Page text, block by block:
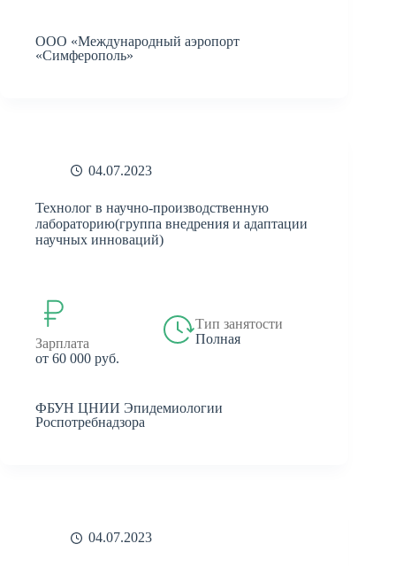
ООО «Международный аэропорт
«Симферополь»
04.07.2023
Технолог в научно-производственную
лабораторию(группа внедрения и адаптации
научных инноваций)
Зарплата
от 60 000 руб.
Тип занятости
Полная
ФБУН ЦНИИ Эпидемиологии
Роспотребнадзора
04.07.2023